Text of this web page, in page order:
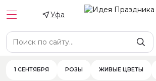
Уфа
1 СЕНТЯБРЯ РОЗЫ ЖИВЫЕ ЦВЕТЫ